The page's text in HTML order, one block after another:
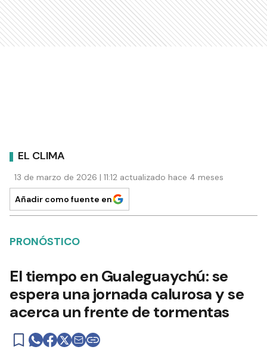
EL CLIMA
13 de marzo de 2026 | 11:12 actualizado hace 4 meses
Añadir como fuente en
PRONÓSTICO
El tiempo en Gualeguaychú: se
espera una jornada calurosa y se
acerca un frente de tormentas